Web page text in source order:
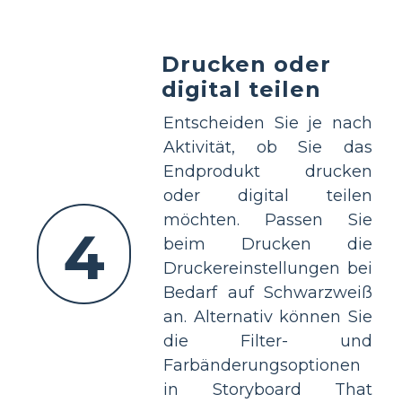
4
Drucken oder
digital teilen
Entscheiden Sie je nach
Aktivität, ob Sie das
Endprodukt drucken
oder digital teilen
möchten. Passen Sie
beim Drucken die
Druckereinstellungen bei
Bedarf auf Schwarzweiß
an. Alternativ können Sie
die Filter- und
Farbänderungsoptionen
in Storyboard That